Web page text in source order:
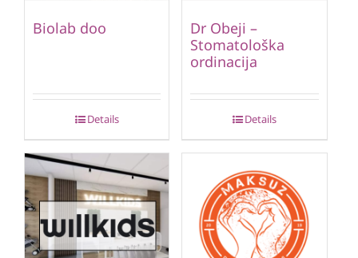
Biolab doo
Details
Dr Obeji –
Stomatološka
ordinacija
Details